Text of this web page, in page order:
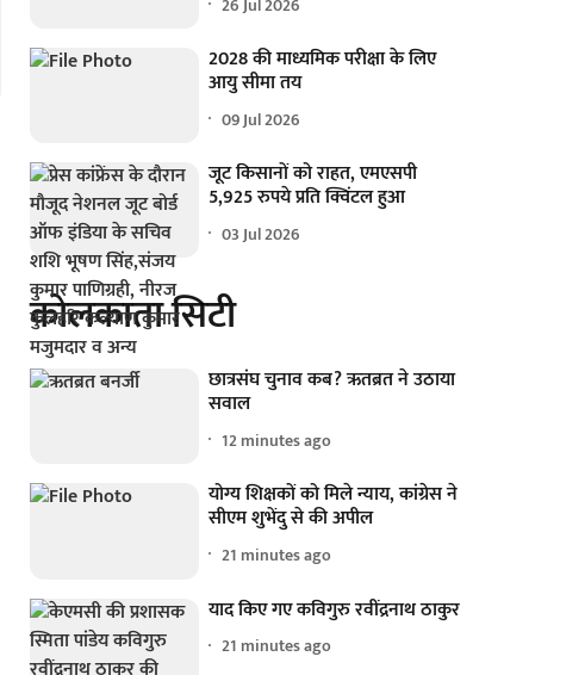
2028 की माध्यमिक परीक्षा के लिए
आयु सीमा तय
09 Jul 2026
जूट किसानों को राहत, एमएसपी
5,925 रुपये प्रति क्विंटल हुआ
03 Jul 2026
कोलकाता सिटी
छात्रसंघ चुनाव कब? ऋतब्रत ने उठाया
सवाल
12 minutes ago
योग्य शिक्षकों को मिले न्याय, कांग्रेस ने
सीएम शुभेंदु से की अपील
21 minutes ago
याद किए गए कविगुरु रवींद्रनाथ ठाकुर
21 minutes ago